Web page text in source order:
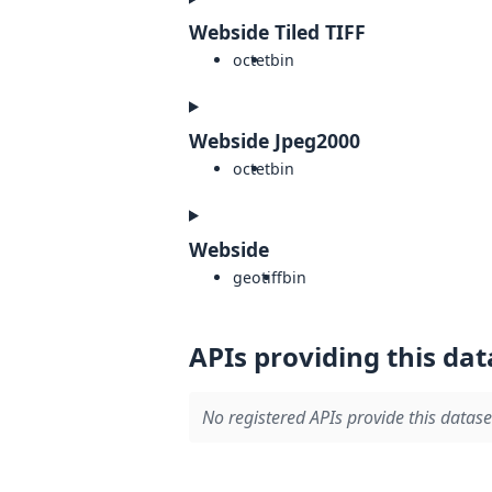
Webside Tiled TIFF
octetbin
Webside Jpeg2000
octetbin
Webside
geotiffbin
APIs providing this
No registered APIs provide this